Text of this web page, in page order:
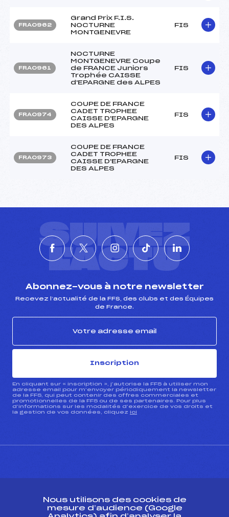
FRA0962
Grand Prix F.I.S.
NOCTURNE
MONTGENEVRE
FIS
FRA0961
NOCTURNE
MONTGENEVRE Coupe
de FRANCE Juniors
Trophée CAISSE
d'EPARGNE des ALPES
FIS
FRA0974
COUPE DE FRANCE
CADET TROPHEE
CAISSE D'EPARGNE
DES ALPES
FIS
FRA0973
COUPE DE FRANCE
CADET TROPHEE
CAISSE D'EPARGNE
DES ALPES
FIS
SUIVEZ
L'ACTU
Abonnez-vous à notre newsletter
Recevez l’actualité de la FFS, des clubs et des Équipes
de France.
Inscription
En cliquant sur « inscription », j’autorise la FFS à utiliser mon
adresse email pour m’envoyer périodiquement la newsletter
de la FFS, qui peut contenir des offres commerciales et
promotionnelles de la FFS ou de ses partenaires. Pour plus
d’informations sur les modalités d’exercice de vos droits et
la gestion de vos données, cliquez ici
ESPACE PRESSE
Nous utilisons des cookies de
mesure d’audience (Google